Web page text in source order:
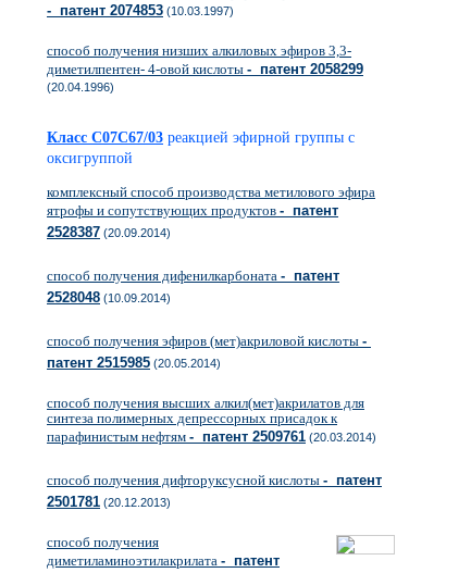
- патент 2074853 (10.03.1997)
способ получения низших алкиловых эфиров 3,3-
диметилпентен- 4-овой кислоты - патент 2058299
(20.04.1996)
Класс C07C67/03 реакцией эфирной группы с
оксигруппой
комплексный способ производства метилового эфира
ятрофы и сопутствующих продуктов - патент
2528387 (20.09.2014)
способ получения дифенилкарбоната - патент
2528048 (10.09.2014)
способ получения эфиров (мет)акриловой кислоты -
патент 2515985 (20.05.2014)
способ получения высших алкил(мет)акрилатов для
синтеза полимерных депрессорных присадок к
парафинистым нефтям - патент 2509761 (20.03.2014)
способ получения дифторуксусной кислоты - патент
2501781 (20.12.2013)
способ получения
диметиламиноэтилакрилата - патент